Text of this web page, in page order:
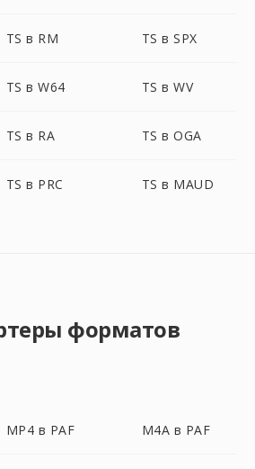
TS в RM TS в SPX
TS в W64 TS в WV
TS в RA TS в OGA
TS в PRC TS в MAUD
форматов
MP4 в PAF M4A в PAF